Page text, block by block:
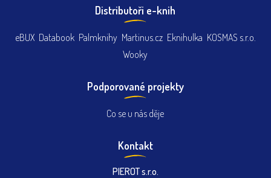
Distributoři e-knih
eBUX Databook Palmknihy Martinus.cz Eknihulka KOSMAS s.r.o.
Wooky
Podporované projekty
Co se u nás děje
Kontakt
PIEROT s.r.o.